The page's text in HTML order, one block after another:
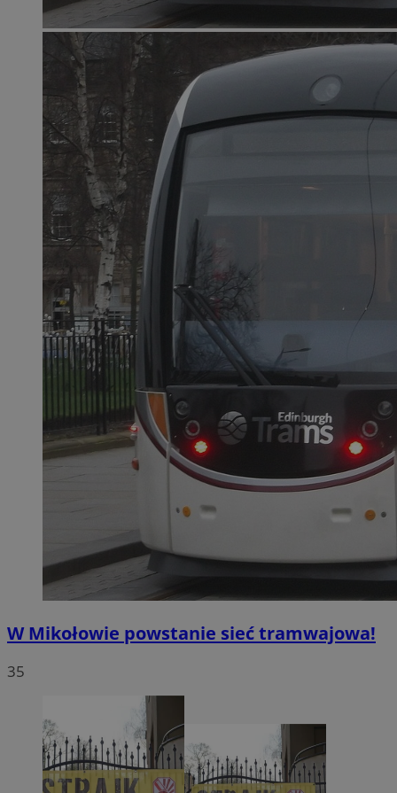
W Mikołowie powstanie sieć tramwajowa!
35